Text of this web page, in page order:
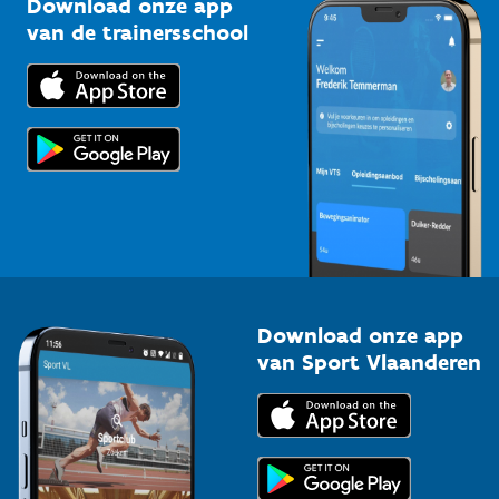
Bedrijven
Trainers en begeleiders
Topsporters
Downloads
Voor de pers
Download onze app
van de trainersschool
Download onze app
van Sport Vlaanderen